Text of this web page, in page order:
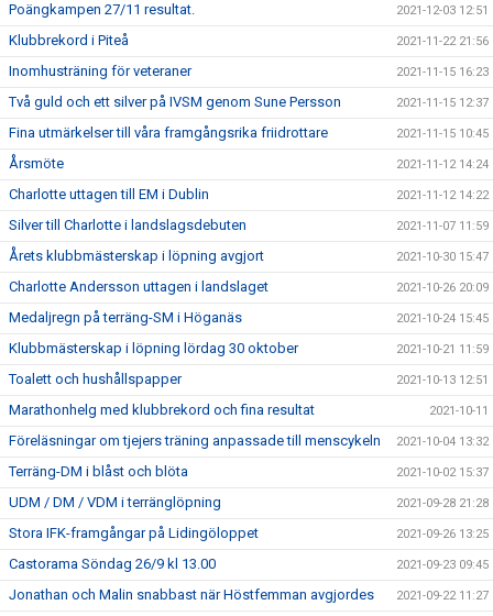
Poängkampen 27/11 resultat. 2021-12-03 12:51
Klubbrekord i Piteå 2021-11-22 21:56
Inomhusträning för veteraner 2021-11-15 16:23
Två guld och ett silver på IVSM genom Sune Persson 2021-11-15 12:37
Fina utmärkelser till våra framgångsrika friidrottare 2021-11-15 10:45
Årsmöte 2021-11-12 14:24
Charlotte uttagen till EM i Dublin 2021-11-12 14:22
Silver till Charlotte i landslagsdebuten 2021-11-07 11:59
Årets klubbmästerskap i löpning avgjort 2021-10-30 15:47
Charlotte Andersson uttagen i landslaget 2021-10-26 20:09
Medaljregn på terräng-SM i Höganäs 2021-10-24 15:45
Klubbmästerskap i löpning lördag 30 oktober 2021-10-21 11:59
Toalett och hushållspapper 2021-10-13 12:51
Marathonhelg med klubbrekord och fina resultat 2021-10-11
Föreläsningar om tjejers träning anpassade till menscykeln 2021-10-04 13:32
Terräng-DM i blåst och blöta 2021-10-02 15:37
UDM / DM / VDM i terränglöpning 2021-09-28 21:28
Stora IFK-framgångar på Lidingöloppet 2021-09-26 13:25
Castorama Söndag 26/9 kl 13.00 2021-09-23 09:45
Jonathan och Malin snabbast när Höstfemman avgjordes 2021-09-22 11:27